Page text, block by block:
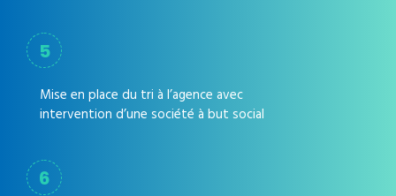
5
Mise en place du tri à l’agence avec
intervention d’une société à but social
6